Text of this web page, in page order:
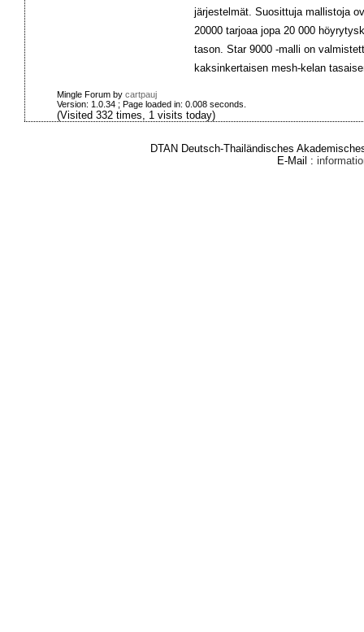
järjestelmät. Suosittuja mallistoja
20000 tarjoaa jopa 20 000
tason. Star 9000 -malli on
kaksinkertaisen mesh-kelan
Mingle Forum by cartpauj
Version: 1.0.34 ; Page loaded in: 0.008 seconds.
(Visited 332 times, 1 visits today)
DTAN Deutsch-Thailändisches
E-Mail :